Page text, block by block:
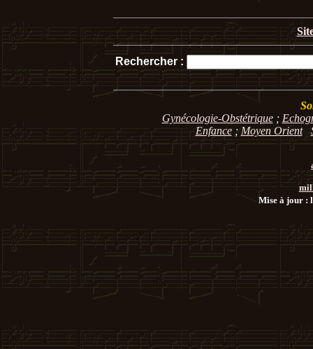
Rechercher :
Gynécologie-Obstétrique;
Enfance; Moyen Orient
Mise à jour :